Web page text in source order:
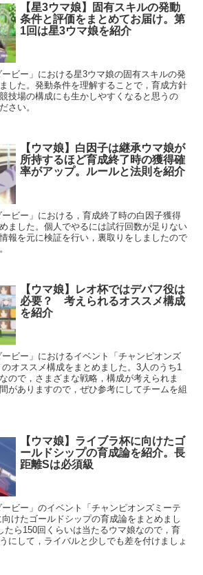
【星3ウマ娘】固有スキルの発動
条件と評価をまとめてお届け。第
1回は星3ウマ娘を紹介
ービー」における星3ウマ娘の固有スキルの発
した。発動条件を理解することで，育成方針
技場の構成にも生かしやすくなると思うの
さい。
【ウマ娘】白因子は継承ウマ娘が
所持するほど育成終了時の獲得確
率がアップ。ルールと法則を紹介
ービー」における，育成終了時の白因子獲得
ました。個人でやるには試行回数が足りない
報を元に検証を行い，裏取りをしましたので
【ウマ娘】レオ杯ではデバフ役は
必要？ 考えられるオススメ構成
を紹介
ービー」におけるイベント「チャンピオンズ
オススメ構成をまとめました。3人のうち1
ので，さまざまな戦略，構成が考えられま
がありますので，ぜひ参考にしてチームを組
【ウマ娘】ライブラ杯に向けたゴ
ールドシップの育成論を紹介。長
距離Sは必須級
ービー」のイベント「チャンピオンズミーテ
けたゴールドシップの育成論をまとめまし
たら150回くらいは当たるウマ娘なので，育
にして，ライバルと少しでも差を付けましょ